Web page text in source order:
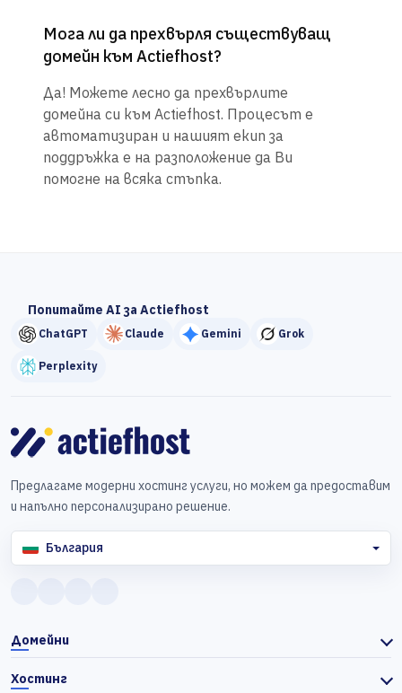
Мога ли да прехвърля съществуващ
домейн към Actiefhost?
Да! Можете лесно да прехвърлите
домейна си към Actiefhost. Процесът е
автоматизиран и нашият екип за
поддръжка е на разположение да Ви
помогне на всяка стъпка.
Попитайте AI за Actiefhost
ChatGPT Claude Gemini Grok
Perplexity
Предлагаме модерни хостинг услуги, но можем да предоставим
и напълно персонализирано решение.
България
Домейни
Хостинг